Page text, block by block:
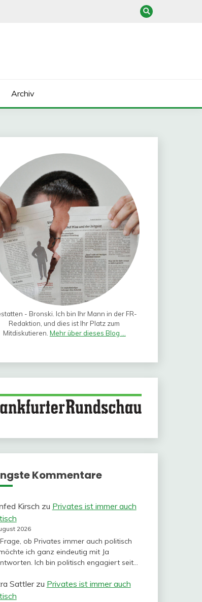
Archiv
- Bronski. Ich bin Ihr Mann in der FR-
Redaktion, und dies ist Ihr Platz zum
Mitdiskutieren. Mehr über dieses Blog ...
Kommentare
Kirsch zu Privates ist immer auch
2026
ob Privates immer auch politisch
ich ganz eindeutig mit Ja
Ich bin politisch engagiert seit…
Sattlerzu Privates ist immer auch